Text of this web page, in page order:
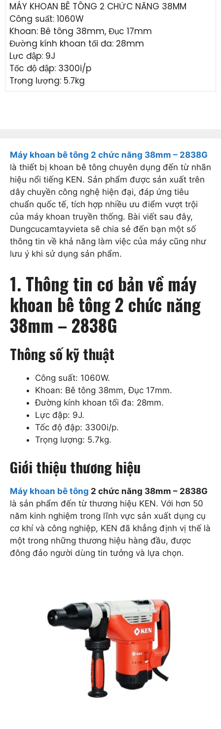
MÁY KHOAN BÊ TÔNG 2 CHỨC NĂNG 38MM
Công suất: 1060W
Khoan: Bê tông 38mm, Đục 17mm
Đường kính khoan tối đa: 28mm
Lực đập: 9J
Tốc độ đập: 3300i/p
Trọng lượng: 5.7kg
Máy khoan bê tông 2 chức năng 38mm – 2838G
là thiết bị khoan bê tông chuyên dụng đến từ nhãn
hiệu nổi tiếng KEN. Sản phẩm được sản xuất trên
dây chuyền công nghệ hiện đại, đáp ứng tiêu
chuẩn quốc tế, tích hợp nhiều ưu điểm vượt trội
của máy khoan truyền thống. Bài viết sau đây,
Dungcucamtayvieta sẽ chia sẻ đến bạn một số
thông tin về khả năng làm việc của máy cũng như
lưu ý khi sử dụng sản phẩm.
1. Thông tin cơ bản về máy
khoan bê tông 2 chức năng
38mm – 2838G
Thông số kỹ thuật
Công suất: 1060W.
Khoan: Bê tông 38mm, Đục 17mm.
Đường kính khoan tối đa: 28mm.
Lực đập: 9J.
Tốc độ đập: 3300i/p.
Trọng lượng: 5.7kg.
Giới thiệu thương hiệu
Máy khoan bê tông 2 chức năng 38mm – 2838G
là sản phẩm đến từ thương hiệu KEN. Với hơn 50
năm kinh nghiệm trong lĩnh vực sản xuất dụng cụ
cơ khí và công nghiệp, KEN đã khẳng định vị thế là
một trong những thương hiệu hàng đầu, được
đông đảo người dùng tin tưởng và lựa chọn.